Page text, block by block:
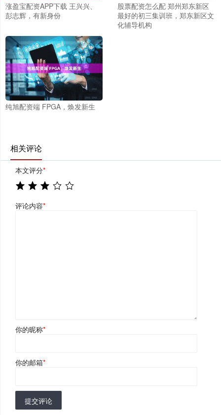
涨盈宝配资APP下载 王兴兴、
彭志辉，有新身份
股票配资怎么配 郑州郑东新区
最好的初三集训班，郑东新区文
化辅导机构
纯旭配资端 FPGA，焕发新生
相关评论
本文评分*
评论内容*
你的昵称*
你的邮箱*
提交评论